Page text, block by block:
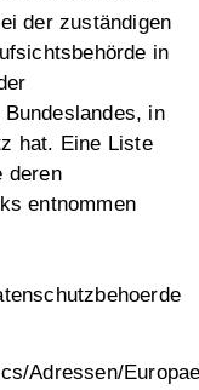
der zuständigen
in
in
hat. Eine Liste
deren
entnommen
Adressen/